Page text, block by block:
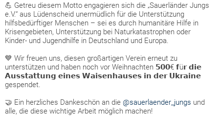
💪 Getreu diesem Motto engagieren sich die „Sauerländer Jungs
e.V.“ aus Lüdenscheid unermüdlich für die Unterstützung
hilfsbedürftiger Menschen – sei es durch humanitäre Hilfe in
Krisengebieten, Unterstützung bei Naturkatastrophen oder
Kinder- und Jugendhilfe in Deutschland und Europa.
💙 Wir freuen uns, diesen großartigen Verein erneut zu
unterstützen und haben noch vor Weihnachten 𝟱𝟬𝟬€ 𝗳ü𝗿 𝗱𝗶𝗲
𝗔𝘂𝘀𝘀𝘁𝗮𝘁𝘁𝘂𝗻𝗴 𝗲𝗶𝗻𝗲𝘀 𝗪𝗮𝗶𝘀𝗲𝗻𝗵𝗮𝘂𝘀𝗲𝘀 𝗶𝗻 𝗱𝗲𝗿 𝗨𝗸𝗿𝗮𝗶𝗻𝗲
gespendet.
🤝 Ein herzliches Dankeschön an die @sauerlaender_jungs und
alle, die diese wichtige Arbeit möglich machen!